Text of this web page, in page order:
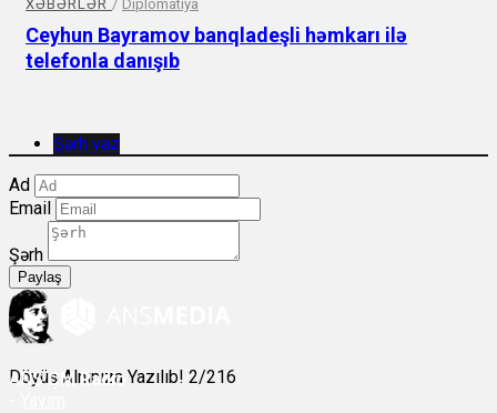
XƏBƏRLƏR / Diplomatiya
Ceyhun Bayramov banqladeşli həmkarı ilə
telefonla danışıb
Şərh yaz
Ad
Email
Şərh
Paylaş
Döyüş Alnınıza Yazılıb! 2/216
ANSÇM Radio